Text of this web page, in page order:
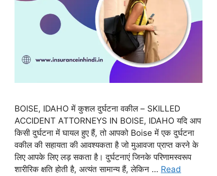
BOISE, IDAHO में कुशल दुर्घटना वकील – SKILLED
ACCIDENT ATTORNEYS IN BOISE, IDAHO यदि आप
किसी दुर्घटना में घायल हुए हैं, तो आपको Boise में एक दुर्घटना
वकील की सहायता की आवश्यकता है जो मुआवजा प्राप्त करने के
लिए आपके लिए लड़ सकता है। दुर्घटनाएं जिनके परिणामस्वरूप
शारीरिक क्षति होती है, अत्यंत सामान्य हैं, लेकिन … Read